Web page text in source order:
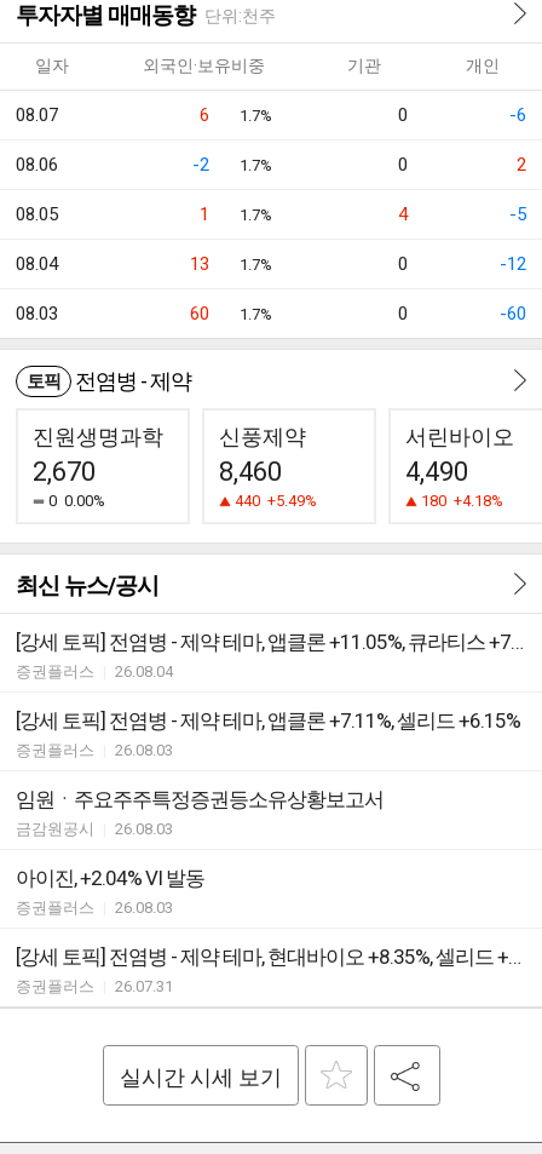
투자자별 매매동향 단위:천주
일자 외국인·보유비중 기관 개인
08.07 6 1.7% 0 -6
08.06 -2 1.7% 0 2
08.05 1 1.7% 4 -5
08.04 13 1.7% 0 -12
08.03 60 1.7% 0 -60
토픽 전염병 - 제약
진원생명과학
2,670
0 0.00%
신풍제약
8,460
440 +5.49%
서린바이오
4,490
180 +4.18%
최신 뉴스/공시
[강세 토픽] 전염병 - 제약 테마, 앱클론 +11.05%, 큐라티스 +7.03%
증권플러스 26.08.04
[강세 토픽] 전염병 - 제약 테마, 앱클론 +7.11%, 셀리드 +6.15%
증권플러스 26.08.03
임원ㆍ주요주주특정증권등소유상황보고서
금감원공시 26.08.03
아이진, +2.04% VI 발동
증권플러스 26.08.03
[강세 토픽] 전염병 - 제약 테마, 현대바이오 +8.35%, 셀리드 +8.23%
증권플러스 26.07.31
실시간 시세 보기